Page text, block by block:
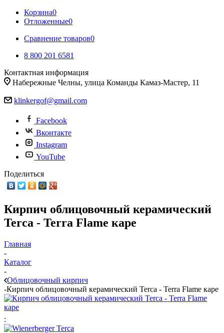
Корзина0
Отложенные0
Сравнение товаров0
8 800 201 6581
Контактная информация
Набережные Челны, улица Команды Камаз-Мастер, 11
klinkergof@gmail.com
Facebook
Вконтакте
Instagram
YouTube
Поделиться
Кирпич облицовочный керамический
Terca - Terra Flame каре
Главная
-
Каталог
-
Облицовочный кирпич
-Кирпич облицовочный керамический Terca - Terra Flame каре
: